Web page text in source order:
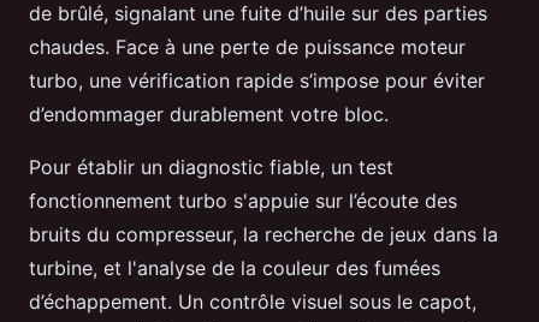
de brûlé, signalant une fuite d’huile sur des parties
chaudes. Face à une perte de puissance moteur
turbo, une vérification rapide s’impose pour éviter
d’endommager durablement votre bloc.
Pour établir un diagnostic fiable, un test
fonctionnement turbo s'appuie sur l’écoute des
bruits du compresseur, la recherche de jeux dans la
turbine, et l'analyse de la couleur des fumées
d’échappement. Un contrôle visuel sous le capot,